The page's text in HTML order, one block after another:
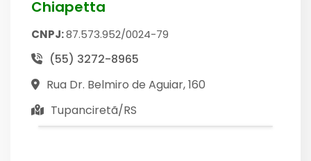
Chiapetta
CNPJ:87.573.952/0024-79
(55) 3272-8965
Rua Dr. Belmiro de Aguiar, 160
Tupanciretã/RS